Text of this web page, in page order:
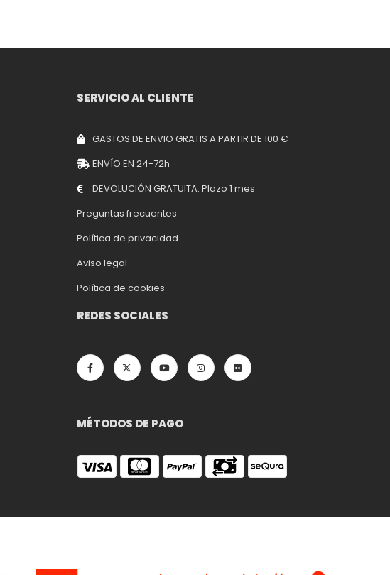
SERVICIO AL CLIENTE
GASTOS DE ENVIO GRATIS A PARTIR DE 100 €
ENVÍO EN 24-72h
DEVOLUCIÓN GRATUITA: Plazo 1 mes
Preguntas frecuentes
Política de privacidad
Aviso legal
Política de cookies
REDES SOCIALES
MÉTODOS DE PAGO